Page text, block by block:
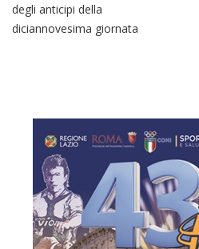
degli anticipi della
diciannovesima giornata